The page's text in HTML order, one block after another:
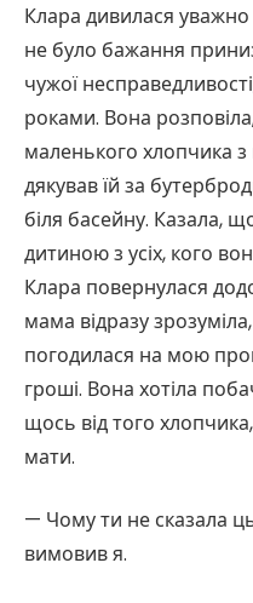
Клара дивилася уважно
не було бажання
чужої
роками. Вона
маленького хлопчика
дякував їй за
біля басейну. Казала,
дитиною з усіх, кого
Клара повернулася
мама відразу
погодилася на мою
гроші. Вона хотіла
щось від того
мати.
— Чому ти не сказала
вимовив я.